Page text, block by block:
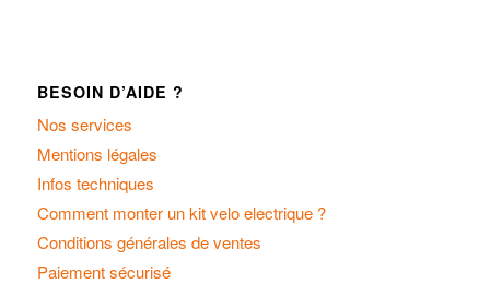
BESOIN D’AIDE ?
Nos services
Mentions légales
Infos techniques
Comment monter un kit velo electrique ?
Conditions générales de ventes
Paiement sécurisé